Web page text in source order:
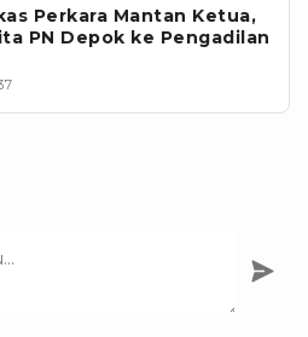
Perkara Mantan Ketua,
PN Depok ke Pengadilan